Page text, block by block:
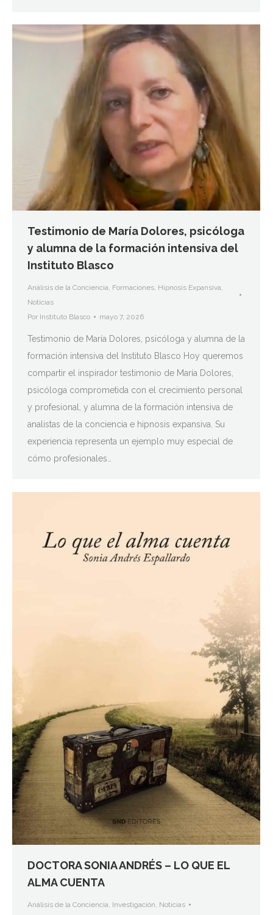
Testimonio de María Dolores, psicóloga
y alumna de la formación intensiva del
Instituto Blasco
Análisis de la Conciencia, Formaciones, Hipnosis Expansiva,
Noticias
Por Instituto Blasco mayo 7, 2026
Testimonio de María Dolores, psicóloga y alumna de la
formación intensiva del Instituto Blasco Hoy queremos
compartir el inspirador testimonio de María Dolores,
psicóloga comprometida con el crecimiento personal
y profesional, y alumna de la formación intensiva de
analistas de la conciencia e hipnosis expansiva. Su
experiencia representa un ejemplo muy especial de
cómo profesionales…
DOCTORA SONIA ANDRÉS – LO QUE EL
ALMA CUENTA
Análisis de la Conciencia, Investigación, Noticias